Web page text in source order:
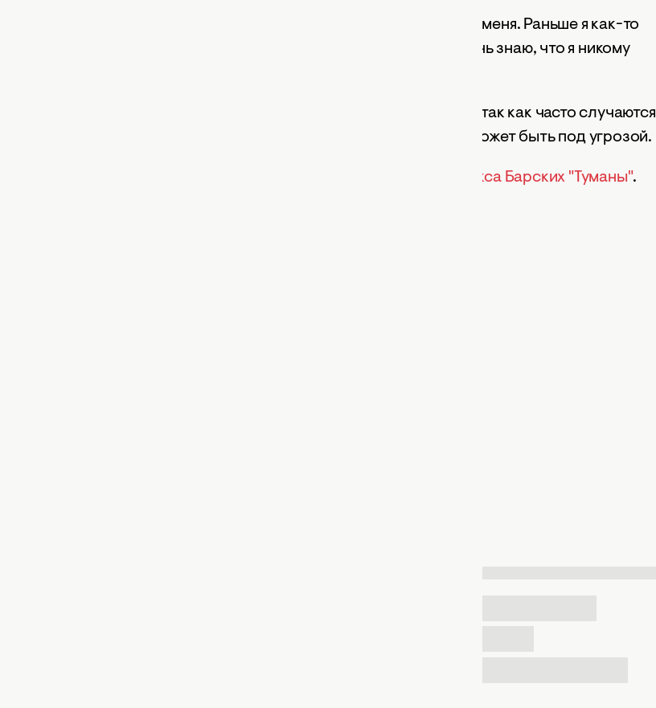
С некоторых пор охрана стала необходимостью для меня. Раньше я как-то
относился к этому с улыбкой. Я и на сегодняшний день знаю, что я никому
Но все же Олег Винник старается быть осторожным, так как часто случаются
самые непредвиденные ситуации, когда его жизнь может быть под угрозой.
премьеру песни Макса Барских "Туманы".